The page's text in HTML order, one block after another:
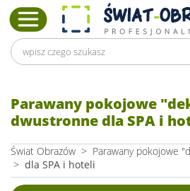
Parawany pokojowe
dwustronne dla SPA i
Świat Obrazów > Parawany pokojowe
> dla SPA i hoteli